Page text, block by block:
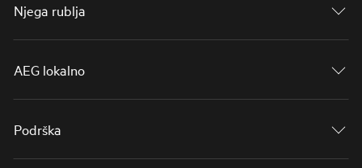
Njega rublja
AEG lokalno
Podrška